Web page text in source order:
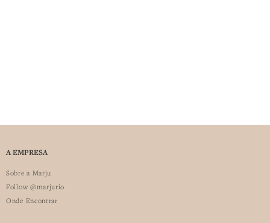
A EMPRESA
Sobre a Marju
Follow @marjurio
Onde Encontrar